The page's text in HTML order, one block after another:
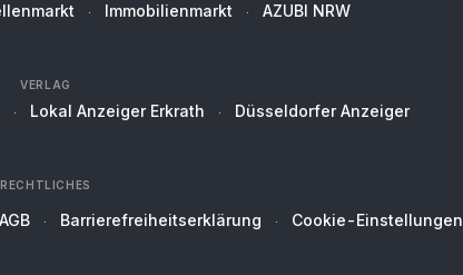
Immobilienmarkt AZUBI NRW
VERLAG
Lokal Anzeiger Erkrath Düsseldorfer Anzeiger
RECHTLICHES
AGB Barrierefreiheitserklärung Cookie-Einstellungen